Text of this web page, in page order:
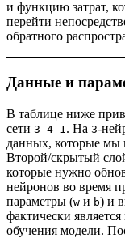
и функцию затрат,
перейти
обратного
Данные и
В таблице ниже
сети 3–4–1 . На 3-
данных, которые мы
Второй/скрытый
которые нужно
нейронов во время
параметры (w и b) и
фактически
обучения модели.